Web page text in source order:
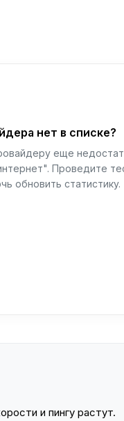
нет в списке?
еще
Проведите
обновить статистику.
и пингу растут.